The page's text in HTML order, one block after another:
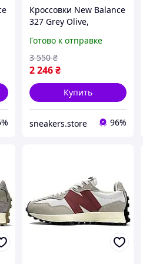
Кроссовки New Balance
327 Grey Olive,
ретро кроссовки для
города Нью Баланс 327
легкие спортивные
тренд
Готово к отправке
2 246 ₴
3 550 ₴
Купить
sneakers.store 96%